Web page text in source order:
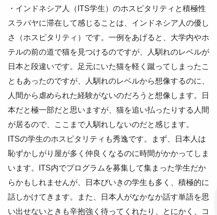
・インドネシア人（ITS学生）のホスピタリティと積極性
スラバヤに滞在して感じることは、インドネシア人の優し
さ（ホスピタリティ）です。一例をあげると、大学内やホ
テルの前の道で猫を見つけるのですが、人馴れのレベルが
日本と段違いです。足元にいた猫を軽く蹴ってしまったこ
ともあったのですが、人馴れのレベルから想像するのに、
人間から虐められた経験がないのだろうと想像します。日
本だと極一部だと思いますが、猫を追い払ったりする人間
が居るので、ここまで人馴れしないのだと感じます。
ITSの学生のホスピタリティも秀逸です。まず、日本人は
恥ずかしがり屋が多く仲良くなるのに時間がかかってしま
います。ITS内でプログラムを募集して集まった学生だか
らかもしれませんが、日本びいきの学生も多く、積極的に
話しかけてきます。また、日本人がなかなか話す単語を思
い出せないときも辛抱強く待ってくれたり、とにかく、コ